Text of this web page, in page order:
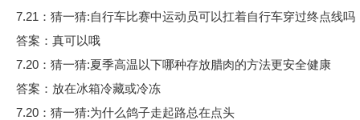
7.21：猜一猜:自行车比赛中运动员可以扛着自行车穿过终点线吗
答案：真可以哦
7.20：猜一猜:夏季高温以下哪种存放腊肉的方法更安全健康
答案：放在冰箱冷藏或冷冻
7.20：猜一猜:为什么鸽子走起路总在点头